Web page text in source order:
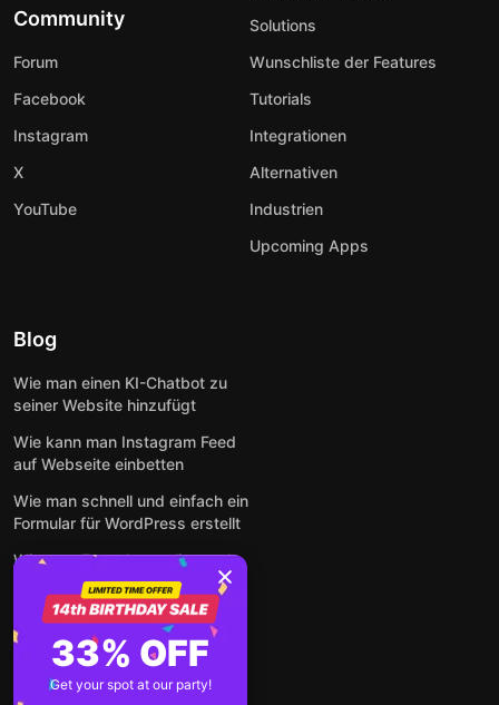
Community
Forum
Facebook
Instagram
X
YouTube
Solutions
Wunschliste der Features
Tutorials
Integrationen
Alternativen
Industrien
Upcoming Apps
Blog
Wie man einen KI-Chatbot zu
seiner Website hinzufügt
Wie kann man Instagram Feed
auf Webseite einbetten
Wie man schnell und einfach ein
Formular für WordPress erstellt
Wie man Formulare online und
kostenlos auf jeder Website
einbettet
So betten Sie Google-
Bewertungen kostenlos auf
einer Website ein
33% OFF
Get your spot at our party!